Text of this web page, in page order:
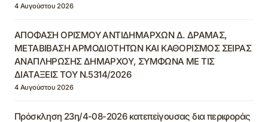
4 Αυγούστου 2026
ΑΠΟΦΑΣΗ ΟΡΙΣΜΟΥ ΑΝΤΙΔΗΜΑΡΧΩΝ Δ. ΔΡΑΜΑΣ,
ΜΕΤΑΒΙΒΑΣΗ ΑΡΜΟΔΙΟΤΗΤΩΝ ΚΑΙ ΚΑΘΟΡΙΣΜΟΣ ΣΕΙΡΑΣ
ΑΝΑΠΛΗΡΩΣΗΣ ΔΗΜΑΡΧΟΥ, ΣΥΜΦΩΝΑ ΜΕ ΤΙΣ
ΔΙΑΤΑΞΕΙΣ ΤΟΥ Ν.5314/2026
4 Αυγούστου 2026
Πρόσκληση 23η/4-08-2026 κατεπείγουσας δια περιφοράς